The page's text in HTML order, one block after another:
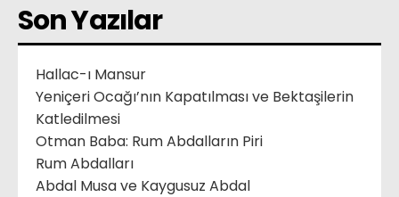
Son Yazılar
Hallac-ı Mansur
Yeniçeri Ocağı’nın Kapatılması ve Bektaşilerin
Katledilmesi
Otman Baba: Rum Abdalların Piri
Rum Abdalları
Abdal Musa ve Kaygusuz Abdal